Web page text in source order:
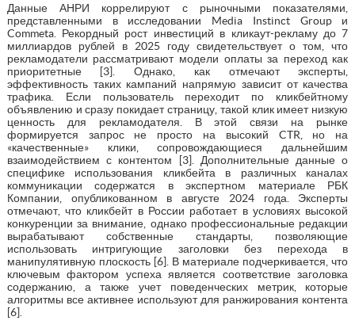
Данные АНРИ коррелируют с рыночными показателями,
представленными в исследовании Media Instinct Group и
Commeta. Рекордный рост инвестиций в кликаут-рекламу до 7
миллиардов рублей в 2025 году свидетельствует о том, что
рекламодатели рассматривают модели оплаты за переход как
приоритетные [3]. Однако, как отмечают эксперты,
эффективность таких кампаний напрямую зависит от качества
трафика. Если пользователь переходит по кликбейтному
объявлению и сразу покидает страницу, такой клик имеет низкую
ценность для рекламодателя. В этой связи на рынке
формируется запрос не просто на высокий CTR, но на
«качественные» клики, сопровождающиеся дальнейшим
взаимодействием с контентом [3]. Дополнительные данные о
специфике использования кликбейта в различных каналах
коммуникации содержатся в экспертном материале РБК
Компании, опубликованном в августе 2024 года. Эксперты
отмечают, что кликбейт в России работает в условиях высокой
конкуренции за внимание, однако профессиональные редакции
вырабатывают собственные стандарты, позволяющие
использовать интригующие заголовки без перехода в
манипулятивную плоскость [6]. В материале подчеркивается, что
ключевым фактором успеха является соответствие заголовка
содержанию, а также учет поведенческих метрик, которые
алгоритмы все активнее используют для ранжирования контента
[6].